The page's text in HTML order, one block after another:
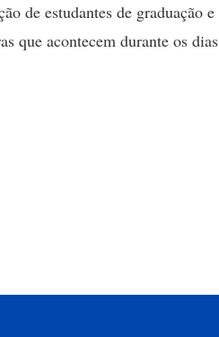
de estudantes de graduação
que acontecem durante os